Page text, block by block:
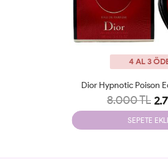
4 AL 3
9.700 TL
SEPETE